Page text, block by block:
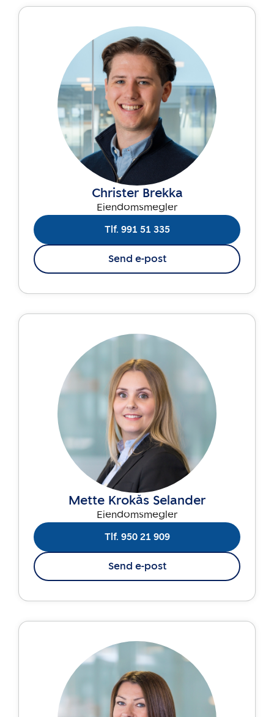
Christer Brekka
Eiendomsmegler
Tlf. 991 51 335
Send e-post
Mette Krokås Selander
Eiendomsmegler
Tlf. 950 21 909
Send e-post